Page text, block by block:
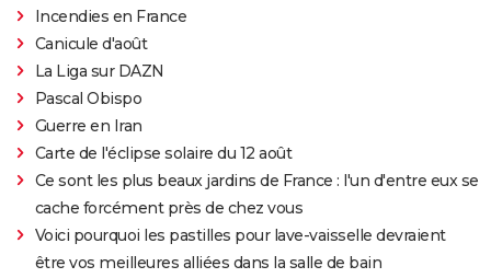
Incendies en France
Canicule d'août
La Liga sur DAZN
Pascal Obispo
Guerre en Iran
Carte de l'éclipse solaire du 12 août
Ce sont les plus beaux jardins de France : l'un d'entre eux se
cache forcément près de chez vous
Voici pourquoi les pastilles pour lave-vaisselle devraient
être vos meilleures alliées dans la salle de bain